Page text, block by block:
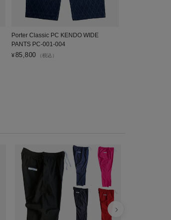
Porter Classic PC KENDO WIDE
PANTS PC-001-004
¥85,800 （税込）